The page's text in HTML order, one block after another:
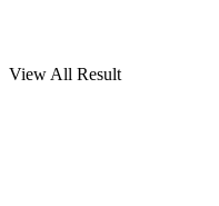
View All Result